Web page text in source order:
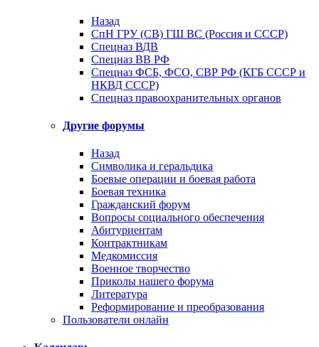
Назад
СпН ГРУ (СВ) ГШ ВС (Россия и СССР)
Спецназ ВДВ
Спецназ ВВ РФ
Спецназ ФСБ, ФСО, СВР РФ (КГБ СССР и
НКВД СССР)
Спецназ правоохранительных органов
Другие форумы
Назад
Символика и геральдика
Боевые операции и боевая работа
Боевая техника
Гражданский форум
Вопросы социального обеспечения
Абитуриентам
Контрактникам
Медкомиссия
Военное творчество
Приколы нашего форума
Литература
Реформирование и преобразования
Пользователи онлайн